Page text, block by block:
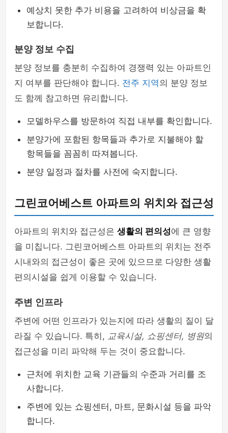
예상치 못한 추가 비용을 고려하여 비상금을 확
보합니다.
분양 정보 수집
분양 정보를 충분히 수집하여 경쟁력 있는 아파트인
지 여부를 판단해야 합니다. 전주 지역의 분양 정보
도 함께 참고하면 유리합니다.
모델하우스를 방문하여 직접 내부를 확인합니다.
분양가에 포함된 항목들과 추가로 지불해야 할
항목들을 꼼꼼히 따져봅니다.
분양 일정과 절차를 사전에 숙지합니다.
그린코어베스트 아파트의 위치와 접근성
아파트의 위치와 접근성은 생활의 편의성에 큰 영향
을 미칩니다. 그린코어베스트 아파트의 위치는 전주
시내와의 접근성이 좋은 곳에 있으므로 다양한 생활
편의시설을 쉽게 이용할 수 있습니다.
주변 인프라
주변에 어떤 인프라가 있는지에 따라 생활의 질이 달
라질 수 있습니다. 특히, 교육시설, 쇼핑센터, 병원의
접근성을 미리 파악해 두는 것이 중요합니다.
근처에 위치한 교육 기관들의 수준과 거리를 조
사합니다.
주변에 있는 쇼핑센터, 마트, 문화시설 등을 파악
합니다.